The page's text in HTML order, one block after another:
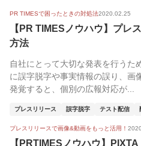
PR TIMESで困ったときの対処法2020.02.25
【PR TIMESノウハウ】プレ
方法
自社にとって大切な発表を行うた
に誤字脱字や事実情報の誤り、画
発覚すると、個別の広報対応が...
プレスリリース 誤字脱字 テスト配信
プレスリリースで画像&動画をもっと活用！
【PRTIMESノウハウ】